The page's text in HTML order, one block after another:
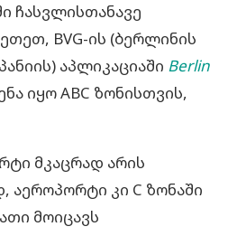
ჩასვლისთანავე
BVG-ის (ბერლინის
აპლიკაციაში Berlin
იყო ABC ზონისთვის,
მკაცრად არის
კი C ზონაში
მოიცავს